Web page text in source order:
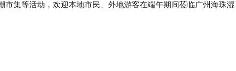
集等活动，欢迎本地市民、外地游客在端午期间莅临广州海珠湿